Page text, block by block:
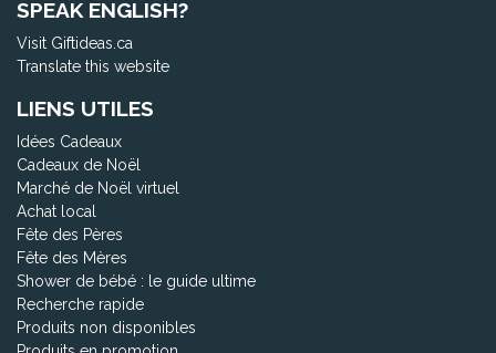
SPEAK ENGLISH?
Visit Giftideas.ca
Translate this website
LIENS UTILES
Idées Cadeaux
Cadeaux de Noël
Marché de Noël virtuel
Achat local
Fête des Pères
Fête des Mères
Shower de bébé : le guide ultime
Recherche rapide
Produits non disponibles